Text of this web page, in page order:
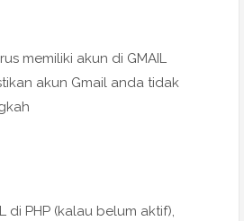
memiliki akun di GMAIL
akun Gmail anda tidak
di PHP (kalau belum aktif),